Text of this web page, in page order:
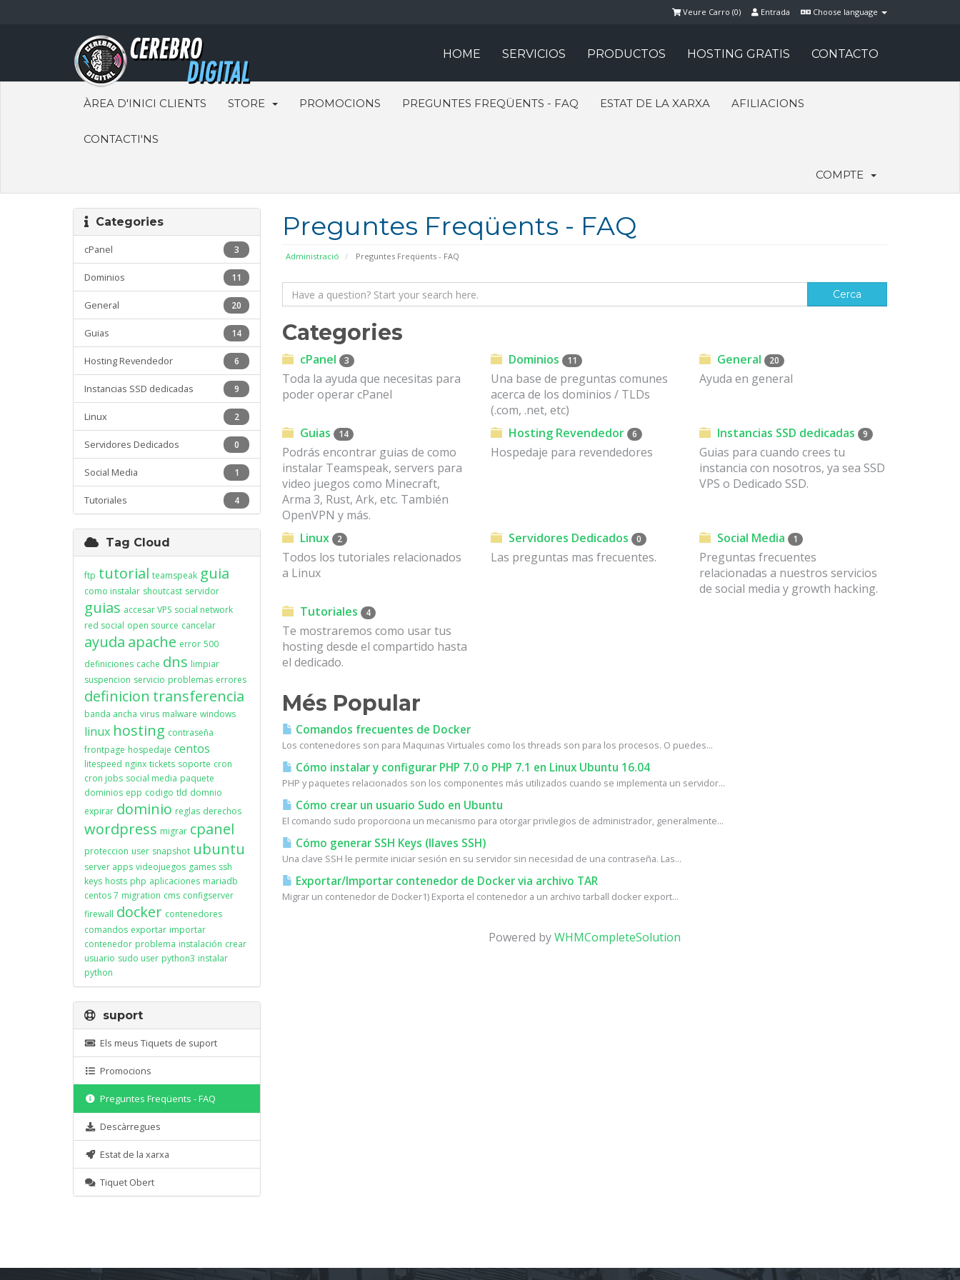
Choose language
Entrada
Veure Carro (0)
HOME SERVICIOS PRODUCTOS HOSTING GRATIS CONTACTO
ÀREA D'INICI CLIENTS STORE PROMOCIONS PREGUNTES FREQÜENTS - FAQ ESTAT DE LA XARXA AFILIACIONS
CONTACTI'NS
COMPTE
Preguntes Freqüents - FAQ
Administració Preguntes Freqüents - FAQ
Categories
3
cPanel
11
Dominios
20
General
14
Guias
6
Hosting Revendedor
9
Instancias SSD dedicadas
2
Linux
0
Servidores Dedicados
1
Social Media
4
Tutoriales
Categories
cPanel 3
Toda la ayuda que necesitas para
poder operar cPanel
Dominios 11
Una base de preguntas comunes
acerca de los dominios / TLDs
(.com, .net, etc)
General 20
Ayuda en general
Guias 14
Podrás encontrar guias de como
instalar Teamspeak, servers para
video juegos como Minecraft,
Arma 3, Rust, Ark, etc. También
OpenVPN y más.
Hosting Revendedor 6
Hospedaje para revendedores
Instancias SSD dedicadas 9
Guias para cuando crees tu
instancia con nosotros, ya sea SSD
VPS o Dedicado SSD.
Linux 2
Todos los tutoriales relacionados
a Linux
Servidores Dedicados 0
Las preguntas mas frecuentes.
Social Media 1
Preguntas frecuentes
relacionadas a nuestros servicios
de social media y growth hacking.
Tutoriales
4
Te mostraremos como usar tus
hosting desde el compartido hasta
el dedicado.
Més Popular
Comandos frecuentes de Docker
Los contenedores son para Maquinas Virtuales como los threads son para los procesos. O puedes...
Cómo instalar y configurar PHP 7.0 o PHP 7.1 en Linux Ubuntu 16.04
PHP y paquetes relacionados son los componentes más utilizados cuando se implementa un servidor...
Cómo crear un usuario Sudo en Ubuntu
El comando sudo proporciona un mecanismo para otorgar privilegios de administrador, generalmente...
Cómo generar SSH Keys (llaves SSH)
Una clave SSH le permite iniciar sesión en su servidor sin necesidad de una contraseña. Las...
Exportar/Importar contenedor de Docker via archivo TAR
Migrar un contenedor de Docker1) Exporta el contenedor a un archivo tarball docker export...
Powered byWHMCompleteSolution
Tag Cloud
ftp tutorial teamspeak guia
como instalar shoutcast servidor
guias accesar VPS social network
red social open source cancelar
ayuda apache error 500
definiciones cache dns limpiar
suspencion servicio problemas errores
definicion transferencia
banda ancha virus malware windows
linux hosting contraseña
frontpage hospedaje centos
litespeed nginx tickets soporte cron
cron jobs social media paquete
dominios epp codigo tld domnio
expirar dominio reglas derechos
wordpress migrar cpanel
proteccion user snapshot ubuntu
server apps videojuegos games ssh
keys hosts php aplicaciones mariadb
centos 7 migration cms configserver
firewall docker contenedores
comandos exportar importar
contenedor problema instalación crear
usuario sudo user python3 instalar
python
suport
Els meus Tiquets de suport
Promocions
Preguntes Freqüents - FAQ
Descàrregues
Estat de la xarxa
Tiquet Obert